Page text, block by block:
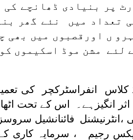
پر بنیادی ڈھانچے
تعداد میں نئے گھر
ں اورقصبوں میں بھی
لئے مشن موڈ اسکیموں
کلاس انفراسٹرکچر
انگیزہے۔ اس کے تحت
فائنانشیل
رجیم ، سرمایہ کاری کے